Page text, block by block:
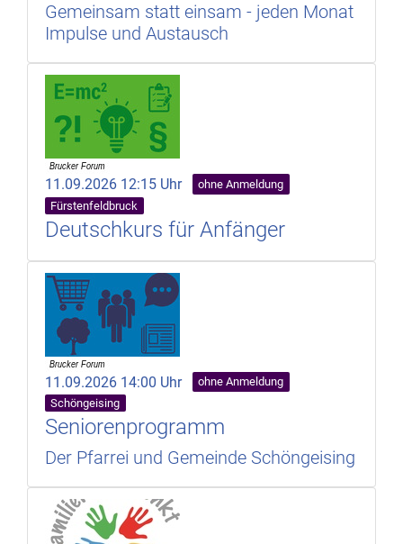
Gemeinsam statt einsam - jeden Monat
Impulse und Austausch
11.09.2026 12:15 Uhr
ohne Anmeldung
Fürstenfeldbruck
Deutschkurs für Anfänger
11.09.2026 14:00 Uhr
ohne Anmeldung
Schöngeising
Seniorenprogramm
Der Pfarrei und Gemeinde Schöngeising